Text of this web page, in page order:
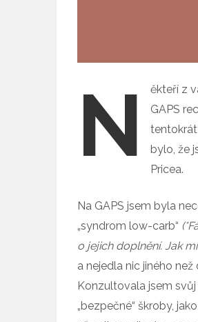
N
ěkteří z
GAPS
bylo, že
Pricea.
Na GAPS jsem byla
„syndrom low-carb“
o jejich doplnění. Jak
a nejedla nic jiného
Konzultovala jsem
„bezpečné“ škroby,